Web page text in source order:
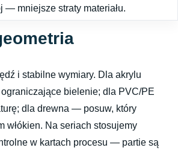
— mniejsze straty materiału.
i stabilne wymiary. Dla akrylu
bielenie; dla PVC/PE
dla drewna — posuw, który
włókien. Na seriach stosujemy
w kartach procesu — partie są